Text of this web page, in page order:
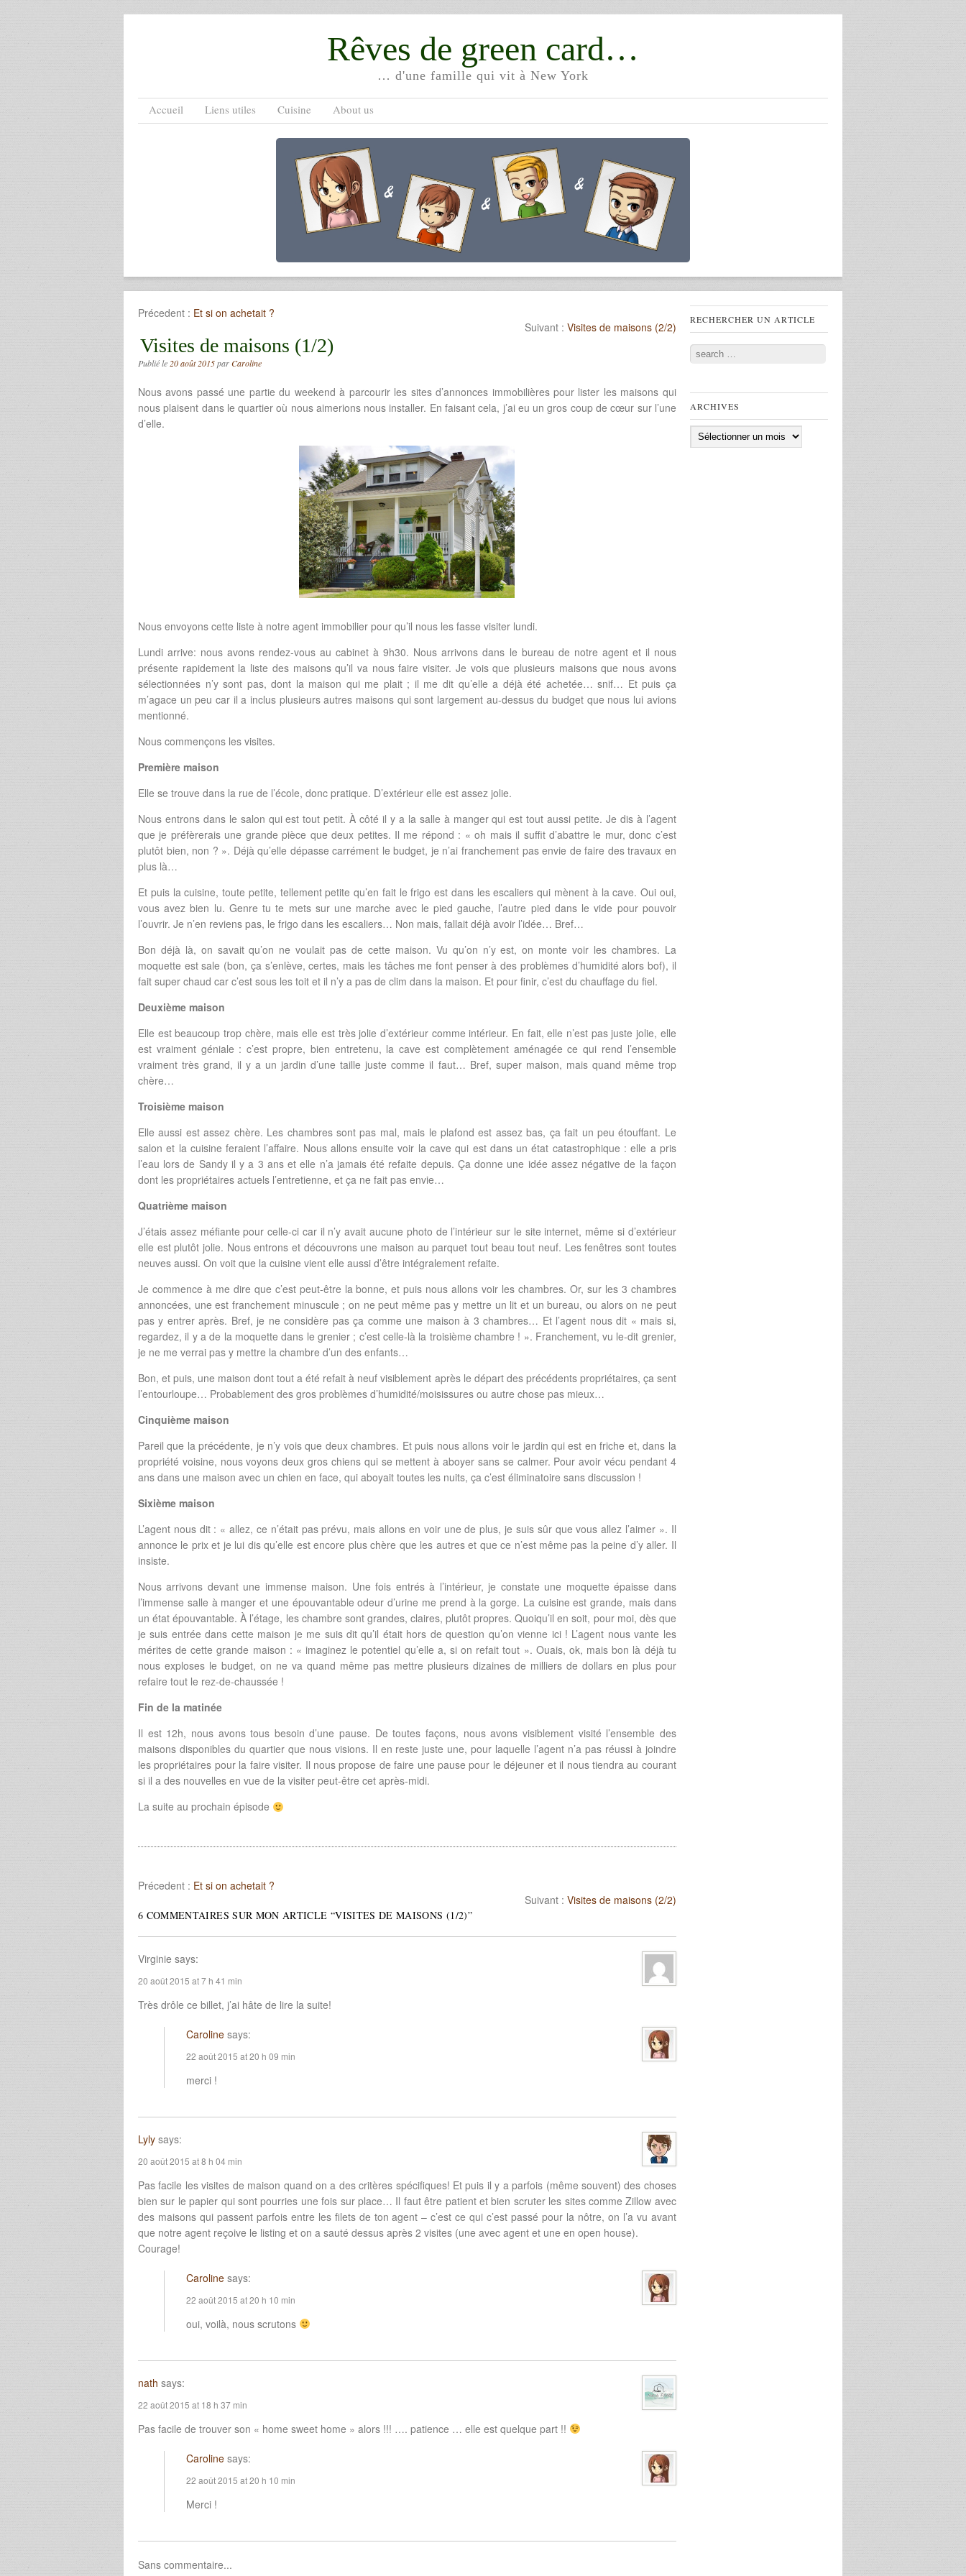
Rêves de green card…
… d'une famille qui vit à New York
Menu
Skip to content
Accueil Liens utiles Cuisine About us
Précedent : Et si on achetait ?
Suivant : Visites de maisons (2/2)
Visites de maisons (1/2)
Publié le 20 août 2015parCaroline
Nous avons passé une partie du weekend à parcourir les sites d’annonces immobilières pour lister les maisons qui
nous plaisent dans le quartier où nous aimerions nous installer. En faisant cela, j’ai eu un gros coup de cœur sur l’une
d’elle.
Nous envoyons cette liste à notre agent immobilier pour qu’il nous les fasse visiter lundi.
Lundi arrive: nous avons rendez-vous au cabinet à 9h30. Nous arrivons dans le bureau de notre agent et il nous
présente rapidement la liste des maisons qu’il va nous faire visiter. Je vois que plusieurs maisons que nous avons
sélectionnées n’y sont pas, dont la maison qui me plait ; il me dit qu’elle a déjà été achetée… snif… Et puis ça
m’agace un peu car il a inclus plusieurs autres maisons qui sont largement au-dessus du budget que nous lui avions
mentionné.
Nous commençons les visites.
Première maison
Elle se trouve dans la rue de l’école, donc pratique. D’extérieur elle est assez jolie.
Nous entrons dans le salon qui est tout petit. À côté il y a la salle à manger qui est tout aussi petite. Je dis à l’agent
que je préfèrerais une grande pièce que deux petites. Il me répond : « oh mais il suffit d’abattre le mur, donc c’est
plutôt bien, non ? ». Déjà qu’elle dépasse carrément le budget, je n’ai franchement pas envie de faire des travaux en
plus là…
Et puis la cuisine, toute petite, tellement petite qu’en fait le frigo est dans les escaliers qui mènent à la cave. Oui oui,
vous avez bien lu. Genre tu te mets sur une marche avec le pied gauche, l’autre pied dans le vide pour pouvoir
l’ouvrir. Je n’en reviens pas, le frigo dans les escaliers… Non mais, fallait déjà avoir l’idée… Bref…
Bon déjà là, on savait qu’on ne voulait pas de cette maison. Vu qu’on n’y est, on monte voir les chambres. La
moquette est sale (bon, ça s’enlève, certes, mais les tâches me font penser à des problèmes d’humidité alors bof), il
fait super chaud car c’est sous les toit et il n’y a pas de clim dans la maison. Et pour finir, c’est du chauffage du fiel.
Deuxième maison
Elle est beaucoup trop chère, mais elle est très jolie d’extérieur comme intérieur. En fait, elle n’est pas juste jolie, elle
est vraiment géniale : c’est propre, bien entretenu, la cave est complètement aménagée ce qui rend l’ensemble
vraiment très grand, il y a un jardin d’une taille juste comme il faut… Bref, super maison, mais quand même trop
chère…
Troisième maison
Elle aussi est assez chère. Les chambres sont pas mal, mais le plafond est assez bas, ça fait un peu étouffant. Le
salon et la cuisine feraient l’affaire. Nous allons ensuite voir la cave qui est dans un état catastrophique : elle a pris
l’eau lors de Sandy il y a 3 ans et elle n’a jamais été refaite depuis. Ça donne une idée assez négative de la façon
dont les propriétaires actuels l’entretienne, et ça ne fait pas envie…
Quatrième maison
J’étais assez méfiante pour celle-ci car il n’y avait aucune photo de l’intérieur sur le site internet, même si d’extérieur
elle est plutôt jolie. Nous entrons et découvrons une maison au parquet tout beau tout neuf. Les fenêtres sont toutes
neuves aussi. On voit que la cuisine vient elle aussi d’être intégralement refaite.
Je commence à me dire que c’est peut-être la bonne, et puis nous allons voir les chambres. Or, sur les 3 chambres
annoncées, une est franchement minuscule ; on ne peut même pas y mettre un lit et un bureau, ou alors on ne peut
pas y entrer après. Bref, je ne considère pas ça comme une maison à 3 chambres… Et l’agent nous dit « mais si,
regardez, il y a de la moquette dans le grenier ; c’est celle-là la troisième chambre ! ». Franchement, vu le-dit grenier,
je ne me verrai pas y mettre la chambre d’un des enfants…
Bon, et puis, une maison dont tout a été refait à neuf visiblement après le départ des précédents propriétaires, ça sent
l’entourloupe… Probablement des gros problèmes d’humidité/moisissures ou autre chose pas mieux…
Cinquième maison
Pareil que la précédente, je n’y vois que deux chambres. Et puis nous allons voir le jardin qui est en friche et, dans la
propriété voisine, nous voyons deux gros chiens qui se mettent à aboyer sans se calmer. Pour avoir vécu pendant 4
ans dans une maison avec un chien en face, qui aboyait toutes les nuits, ça c’est éliminatoire sans discussion !
Sixième maison
L’agent nous dit : « allez, ce n’était pas prévu, mais allons en voir une de plus, je suis sûr que vous allez l’aimer ». Il
annonce le prix et je lui dis qu’elle est encore plus chère que les autres et que ce n’est même pas la peine d’y aller. Il
insiste.
Nous arrivons devant une immense maison. Une fois entrés à l’intérieur, je constate une moquette épaisse dans
l’immense salle à manger et une épouvantable odeur d’urine me prend à la gorge. La cuisine est grande, mais dans
un état épouvantable. À l’étage, les chambre sont grandes, claires, plutôt propres. Quoiqu’il en soit, pour moi, dès que
je suis entrée dans cette maison je me suis dit qu’il était hors de question qu’on vienne ici ! L’agent nous vante les
mérites de cette grande maison : « imaginez le potentiel qu’elle a, si on refait tout ». Ouais, ok, mais bon là déjà tu
nous exploses le budget, on ne va quand même pas mettre plusieurs dizaines de milliers de dollars en plus pour
refaire tout le rez-de-chaussée !
Fin de la matinée
Il est 12h, nous avons tous besoin d’une pause. De toutes façons, nous avons visiblement visité l’ensemble des
maisons disponibles du quartier que nous visions. Il en reste juste une, pour laquelle l’agent n’a pas réussi à joindre
les propriétaires pour la faire visiter. Il nous propose de faire une pause pour le déjeuner et il nous tiendra au courant
si il a des nouvelles en vue de la visiter peut-être cet après-midi.
La suite au prochain épisode
Précedent : Et si on achetait ?
Suivant : Visites de maisons (2/2)
6 COMMENTAIRES SUR MON ARTICLE “VISITES DE MAISONS (1/2)”
Virginie says:
20 août 2015 at 7 h 41 min
Très drôle ce billet, j’ai hâte de lire la suite!
Caroline says:
22 août 2015 at 20 h 09 min
merci !
Lyly says:
20 août 2015 at 8 h 04 min
Pas facile les visites de maison quand on a des critères spécifiques! Et puis il y a parfois (même souvent) des choses
bien sur le papier qui sont pourries une fois sur place… Il faut être patient et bien scruter les sites comme Zillow avec
des maisons qui passent parfois entre les filets de ton agent – c’est ce qui c’est passé pour la nôtre, on l’a vu avant
que notre agent reçoive le listing et on a sauté dessus après 2 visites (une avec agent et une en open house).
Courage!
Caroline says:
22 août 2015 at 20 h 10 min
oui, voilà, nous scrutons
nath says:
22 août 2015 at 18 h 37 min
Pas facile de trouver son « home sweet home » alors !!! …. patience … elle est quelque part !!
Caroline says:
22 août 2015 at 20 h 10 min
Merci !
Sans commentaire...
RECHERCHER UN ARTICLE
Search
ARCHIVES
Archives